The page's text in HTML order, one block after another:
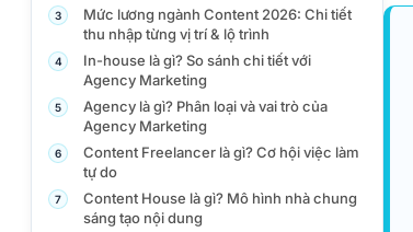
3
Mức lương ngành Content 2026: Chi tiết
thu nhập từng vị trí & lộ trình
4
In-house là gì? So sánh chi tiết với
Agency Marketing
5
Agency là gì? Phân loại và vai trò của
Agency Marketing
6
Content Freelancer là gì? Cơ hội việc làm
tự do
7
Content House là gì? Mô hình nhà chung
sáng tạo nội dung